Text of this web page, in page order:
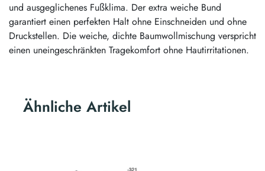
und ausgeglichenes Fußklima. Der extra weiche Bund
garantiert einen perfekten Halt ohne Einschneiden und ohne
Druckstellen. Die weiche, dichte Baumwollmischung verspricht
einen uneingeschränkten Tragekomfort ohne Hautirritationen.
Ähnliche Artikel